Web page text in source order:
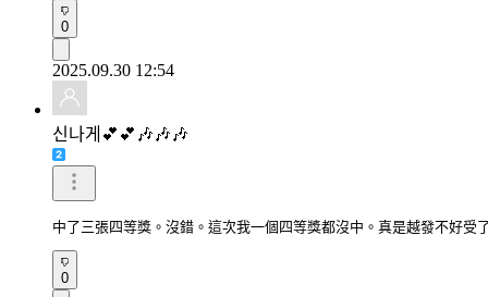
0
2025.09.30 12:54
신나게💕💕🎶🎶🎶
中了三張四等獎。沒錯。這次我一個四等獎都沒中。真是越發不好受
0